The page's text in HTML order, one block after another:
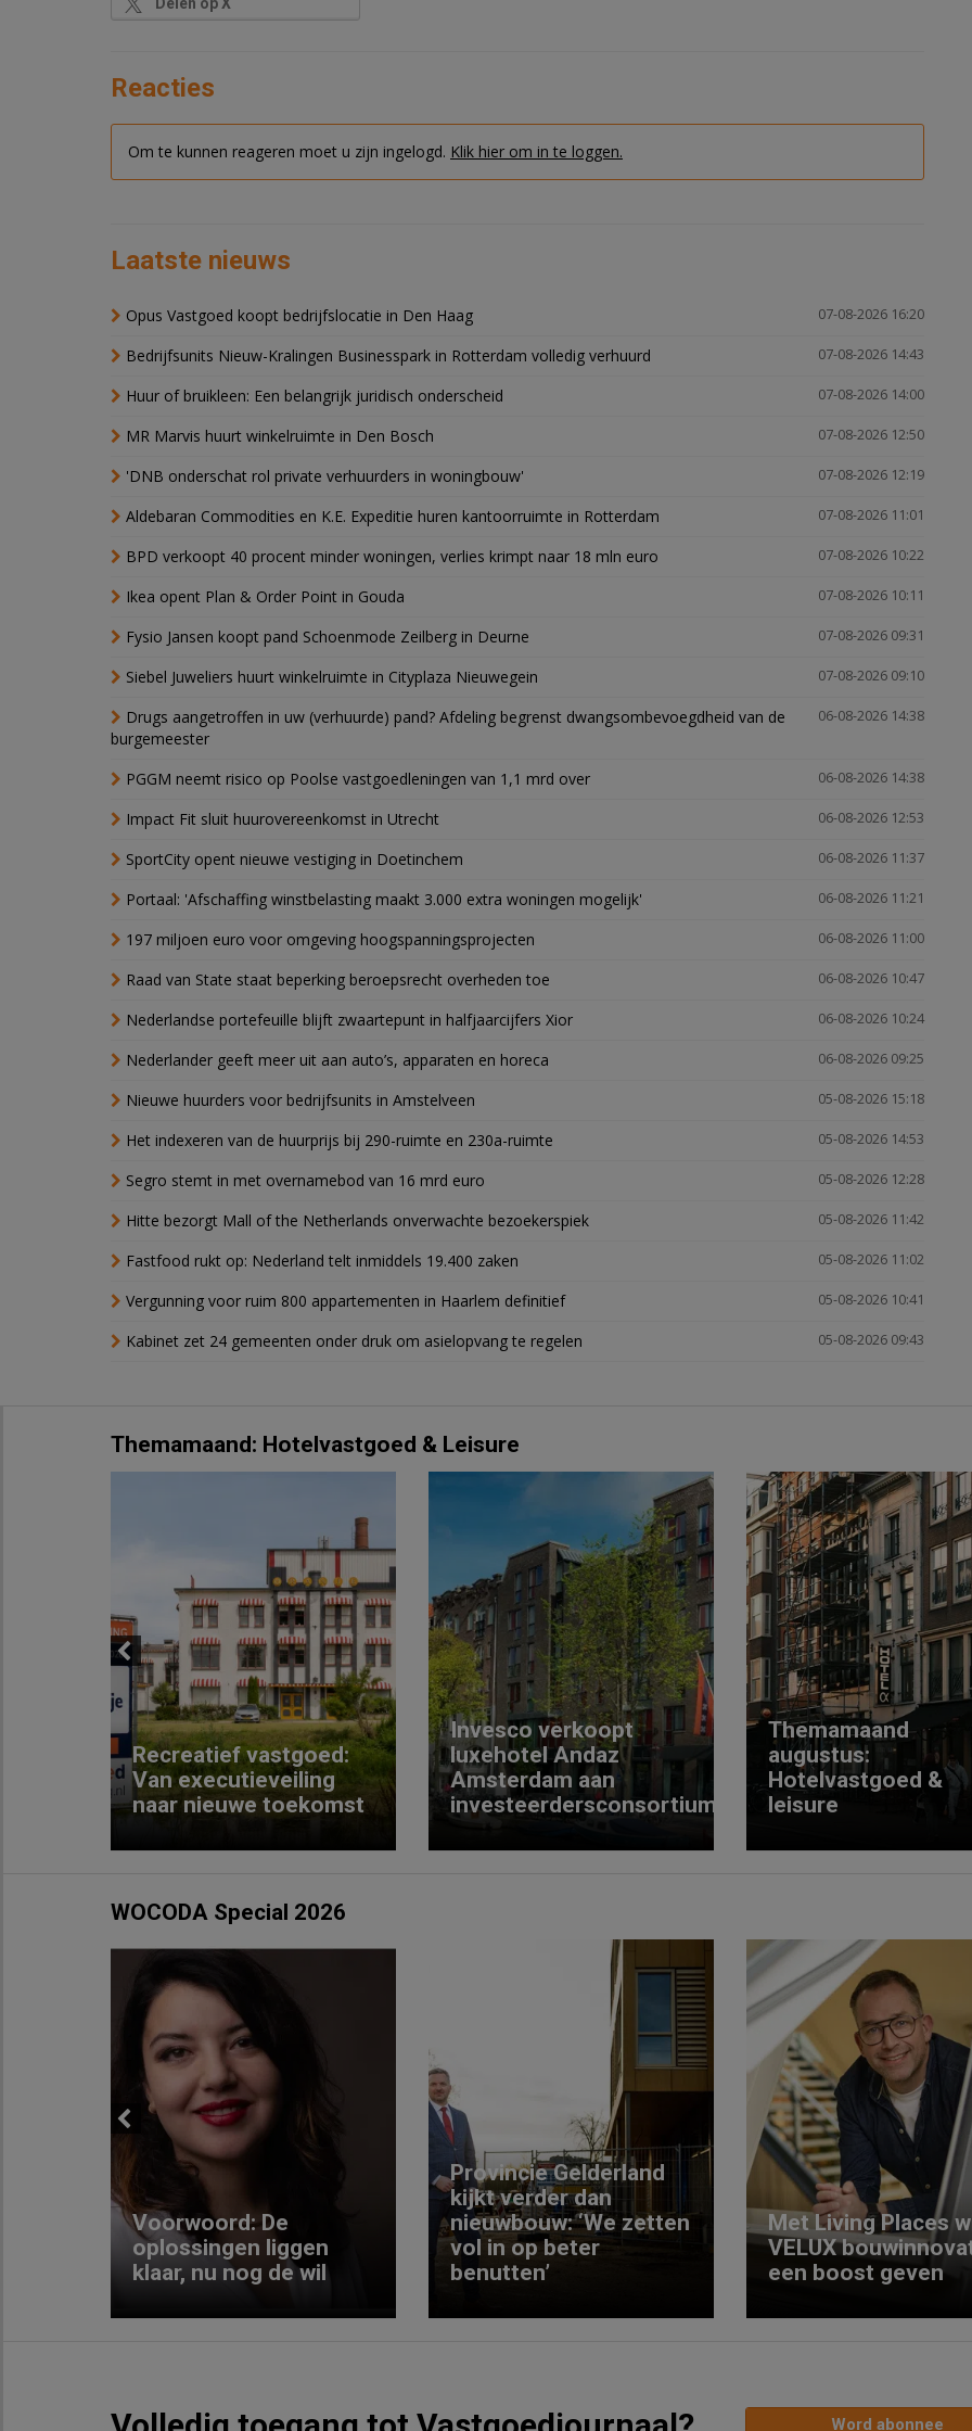
Reacties
Om te kunnen reageren moet u zijn ingelogd. Klik hier om in te loggen.
Laatste nieuws
07-08-2026 16:20
Opus Vastgoed koopt bedrijfslocatie in Den Haag
07-08-2026 14:43
Bedrijfsunits Nieuw-Kralingen Businesspark in Rotterdam volledig verhuurd
07-08-2026 14:00
Huur of bruikleen: Een belangrijk juridisch onderscheid
07-08-2026 12:50
MR Marvis huurt winkelruimte in Den Bosch
07-08-2026 12:19
'DNB onderschat rol private verhuurders in woningbouw'
07-08-2026 11:01
Aldebaran Commodities en K.E. Expeditie huren kantoorruimte in Rotterdam
07-08-2026 10:22
BPD verkoopt 40 procent minder woningen, verlies krimpt naar 18 mln euro
07-08-2026 10:11
Ikea opent Plan & Order Point in Gouda
07-08-2026 09:31
Fysio Jansen koopt pand Schoenmode Zeilberg in Deurne
07-08-2026 09:10
Siebel Juweliers huurt winkelruimte in Cityplaza Nieuwegein
06-08-2026 14:38
Drugs aangetroffen in uw (verhuurde) pand? Afdeling begrenst dwangsombevoegdheid van de
burgemeester
06-08-2026 14:38
PGGM neemt risico op Poolse vastgoedleningen van 1,1 mrd over
06-08-2026 12:53
Impact Fit sluit huurovereenkomst in Utrecht
06-08-2026 11:37
SportCity opent nieuwe vestiging in Doetinchem
06-08-2026 11:21
Portaal: 'Afschaffing winstbelasting maakt 3.000 extra woningen mogelijk'
06-08-2026 11:00
197 miljoen euro voor omgeving hoogspanningsprojecten
06-08-2026 10:47
Raad van State staat beperking beroepsrecht overheden toe
06-08-2026 10:24
Nederlandse portefeuille blijft zwaartepunt in halfjaarcijfers Xior
06-08-2026 09:25
Nederlander geeft meer uit aan auto’s, apparaten en horeca
05-08-2026 15:18
Nieuwe huurders voor bedrijfsunits in Amstelveen
05-08-2026 14:53
Het indexeren van de huurprijs bij 290-ruimte en 230a-ruimte
05-08-2026 12:28
Segro stemt in met overnamebod van 16 mrd euro
05-08-2026 11:42
Hitte bezorgt Mall of the Netherlands onverwachte bezoekerspiek
05-08-2026 11:02
Fastfood rukt op: Nederland telt inmiddels 19.400 zaken
05-08-2026 10:41
Vergunning voor ruim 800 appartementen in Haarlem definitief
05-08-2026 09:43
Kabinet zet 24 gemeenten onder druk om asielopvang te regelen
Themamaand: Hotelvastgoed & Leisure
Previous
Recreatief vastgoed:
Van executieveiling
naar nieuwe toekomst
Invesco verkoopt
luxehotel Andaz
Amsterdam aan
investeerdersconsortium
Themamaand
augustus:
Hotelvastgoed &
leisure
WOCODA Special 2026
Previous
Voorwoord: De
oplossingen liggen
klaar, nu nog de wil
Provincie Gelderland
kijkt verder dan
nieuwbouw: ‘We zetten
vol in op beter
benutten’
Met Living Places
VELUX
een boost geven
Word abonnee